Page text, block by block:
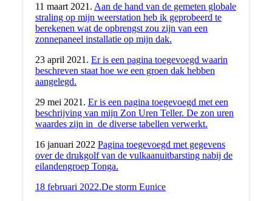
11 maart 2021. Aan de hand van de gemeten globale
straling op mijn weerstation heb ik geprobeerd te
berekenen wat de opbrengst zou zijn van een
zonnepaneel installatie op mijn dak.
23 april 2021. Er is een pagina toegevoegd waarin
beschreven staat hoe we een groen dak hebben
aangelegd.
29 mei 2021. Er is een pagina toegevoegd met een
beschrijving van mijn Zon Uren Teller. De zon uren
waardes zijn in de diverse tabellen verwerkt.
16 januari 2022 Pagina toegevoegd met gegevens
over de drukgolf van de vulkaanuitbarsting nabij de
eilandengroep Tonga.
18 februari 2022.De storm Eunice